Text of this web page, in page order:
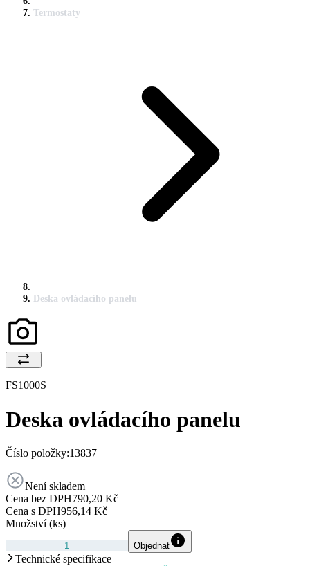
Termostaty
Deska ovládacího panelu
FS1000S
Deska ovládacího panelu
Číslo položky:13837
Není skladem
Cena bez DPH790,20 Kč
Cena s DPH956,14 Kč
Množství (ks)
Objednat
Technické specifikace